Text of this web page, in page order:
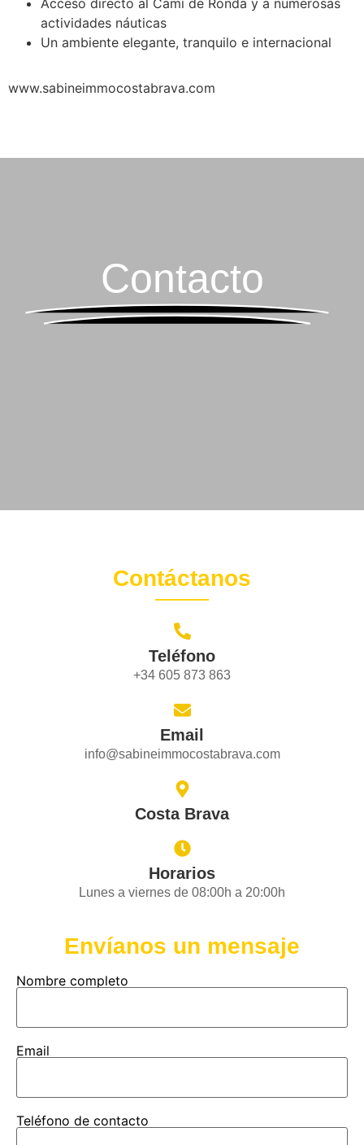
actividades náuticas
Un ambiente elegante, tranquilo e internacional
www.sabineimmocostabrava.com
Contacto
Contáctanos
Teléfono
+34 605 873 863
Email
info@sabineimmocostabrava.com
Costa Brava
Horarios
Lunes a viernes de 08:00h a 20:00h
Envíanos un mensaje
Nombre completo
Email
Teléfono de contacto